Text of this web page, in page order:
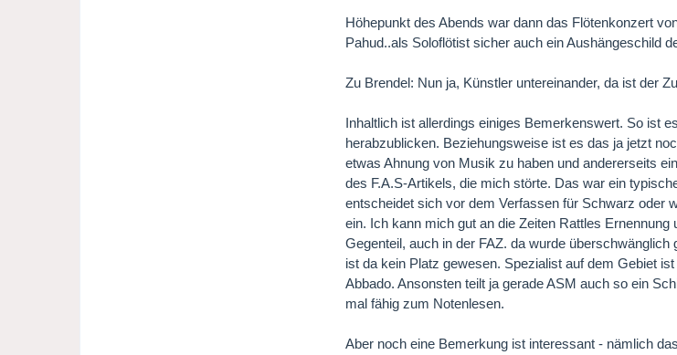
Höhepunkt des Abends war dann das Flötenkonzert
Pahud..als Soloflötist sicher auch ein Aushängeschild
Zu Brendel: Nun ja, Künstler untereinander, da ist der
Inhaltlich ist allerdings einiges Bemerkenswert. So ist
herabzublicken. Beziehungsweise ist es das ja jetzt
etwas Ahnung von Musik zu haben und andererseits
des F.A.S-Artikels, die mich störte. Das war ein
entscheidet sich vor dem Verfassen für Schwarz oder
ein. Ich kann mich gut an die Zeiten Rattles
Gegenteil, auch in der FAZ. da wurde
ist da kein Platz gewesen. Spezialist auf dem Gebiet
Abbado. Ansonsten teilt ja gerade ASM auch so ein
mal fähig zum Notenlesen.
Aber noch eine Bemerkung ist interessant - nämlich